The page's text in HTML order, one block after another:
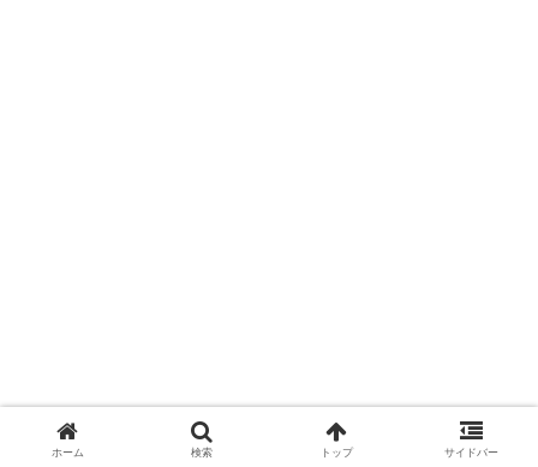
ホーム 検索 トップ サイドバー